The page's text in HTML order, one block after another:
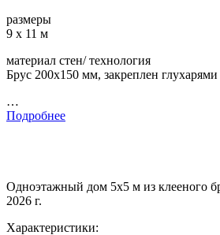
размеры
9 х 11 м
материал стен/ технология
Брус 200х150 мм, закреплен глухарями
…
Подробнее
Одноэтажный дом 5х5 м из клееного
2026 г.
Характеристики: